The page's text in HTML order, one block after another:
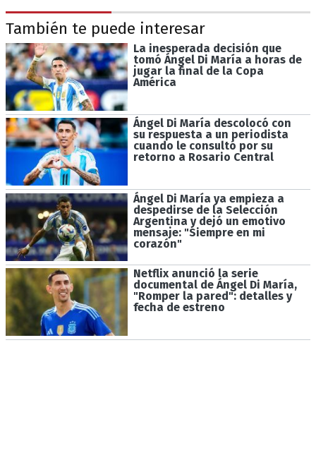
También te puede interesar
La inesperada decisión que
tomó Ángel Di María a horas de
jugar la final de la Copa
América
Ángel Di María descolocó con
su respuesta a un periodista
cuando le consultó por su
retorno a Rosario Central
Ángel Di María ya empieza a
despedirse de la Selección
Argentina y dejó un emotivo
mensaje: "Siempre en mi
corazón"
Netflix anunció la serie
documental de Ángel Di María,
"Romper la pared": detalles y
fecha de estreno